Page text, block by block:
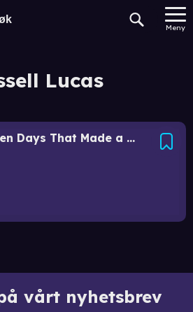
Meny
Lucas
JFK: Seven Days That Made a President
vårt nyhetsbrev